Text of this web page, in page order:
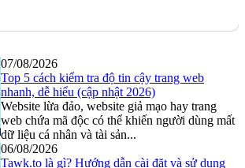
07/08/2026
Top 5 cách kiểm tra độ tin cậy trang web
nhanh, dễ hiểu (cập nhật 2026)
Website lừa đảo, website giả mạo hay trang
web chứa mã độc có thể khiến người dùng mất
dữ liệu cá nhân và tài sản...
06/08/2026
Tawk.to là gì? Hướng dẫn cài đặt và sử dụng